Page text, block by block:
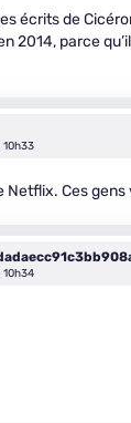
écrits de
2014, parce
10h33
Netflix. Ces
10h34